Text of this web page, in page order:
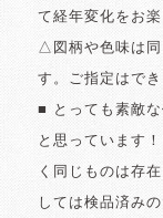
て経年変化をお楽
△図柄や色味は同
す。ご指定はで
■ とっても素敵
と思っています
く同じものは存
しては検品済み